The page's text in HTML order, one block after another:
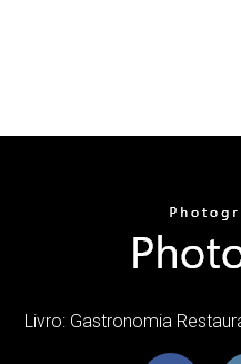
Livro: Gastronomia